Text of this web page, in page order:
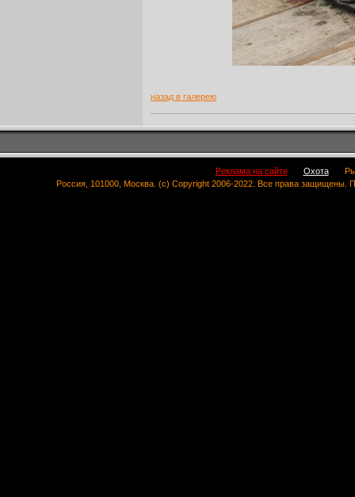
назад в галерею
Реклама на сайте Охота
Россия, 101000, Москва. (c) Copyright 2006-2022. Все права защищены.